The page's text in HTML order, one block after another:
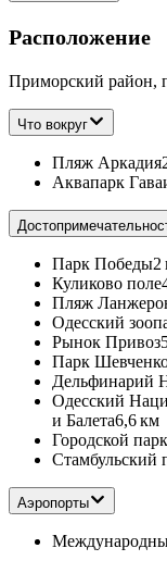
Расположение
Приморский район,
Что вокруг
Пляж Аркадия
Аквапарк
Парк Победы2
Куликово поле
Пляж
Одесский
Рынок Привоз
Парк
Дельфинарий
Одесский
и Балета6,6 км
Городской парк
Стамбульский
Аэропорты